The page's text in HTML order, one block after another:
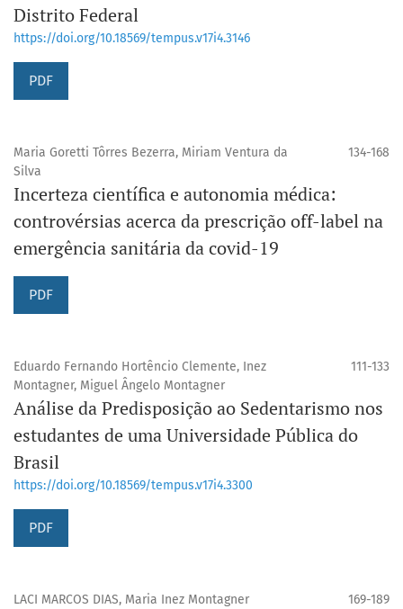
Distrito Federal
https://doi.org/10.18569/tempus.v17i4.3146
PDF
Maria Goretti Tôrres Bezerra, Miriam Ventura da
Silva
134-168
Incerteza científica e autonomia médica:
controvérsias acerca da prescrição off-label na
emergência sanitária da covid-19
PDF
Eduardo Fernando Hortêncio Clemente, Inez
Montagner, Miguel Ângelo Montagner
111-133
Análise da Predisposição ao Sedentarismo nos
estudantes de uma Universidade Pública do
Brasil
https://doi.org/10.18569/tempus.v17i4.3300
PDF
LACI MARCOS DIAS, Maria Inez Montagner 169-189